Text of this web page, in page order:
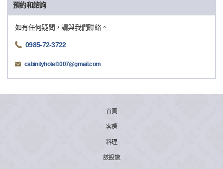
預約和諮詢
如有任何疑問，請與我們聯絡。
0985-72-3722
cabinityhotel1007@gmail.com
首頁
客房
料理
該設施